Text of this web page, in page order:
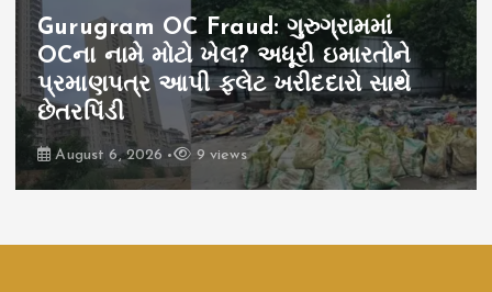
Gurugram OC Fraud: ગુરુગ્રામમાં
OCના નામે મોટો ખેલ? અધૂરી ઇમારતોને
પ્રમાણપત્ર આપી ફ્લેટ ખરીદદારો સાથે
છેતરપિંડી
August 6, 2026 9 views